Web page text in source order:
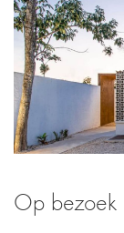
Op bezoek